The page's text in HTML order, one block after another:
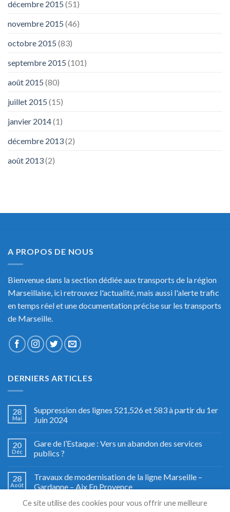
décembre 2015 (51)
novembre 2015 (46)
octobre 2015 (83)
septembre 2015 (101)
août 2015 (80)
juillet 2015 (15)
janvier 2014(1)
décembre 2013(2)
août 2013(2)
A PROPOS DE NOUS
Bienvenue dans la section dédiée aux transports de la région
Marseillaise, ici retrouvez l'actualité, mais aussi l'alerte trafic
en temps réel et une documentation précise sur les transports
de Marseille.
DERNIERS ARTICLES
28
Mai
Suppression des lignes 521,526 et 583 à partir du 1er
Juin 2024
20
Déc
Gare de l’Estaque : Vers un abandon des services
publics ?
28
Août
Travaux de modernisation de la ligne Marseille –
Gardanne – Aix En Provence
Fête du train à Miramas, le grand retour
Ce site utilise des cookies pour vous offrir une meilleure